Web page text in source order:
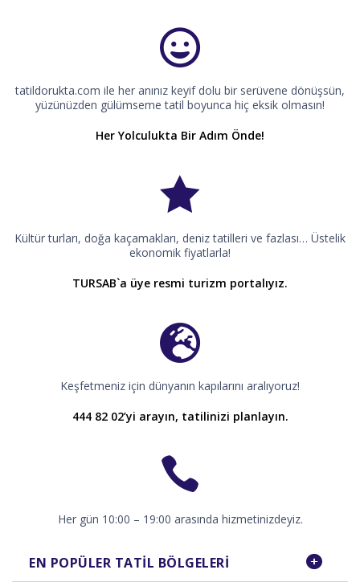
tatildorukta.com ile her anınız keyif dolu bir serüvene dönüşsün,
yüzünüzden gülümseme tatil boyunca hiç eksik olmasın!
Her Yolculukta Bir Adım Önde!
Kültür turları, doğa kaçamakları, deniz tatilleri ve fazlası… Üstelik
ekonomik fiyatlarla!
TURSAB`a üye resmi turizm portalıyız.
Keşfetmeniz için dünyanın kapılarını aralıyoruz!
444 82 02’yi arayın, tatilinizi planlayın.
Her gün 10:00 – 19:00 arasında hizmetinizdeyiz.
EN POPÜLER TATIL BÖLGELERI